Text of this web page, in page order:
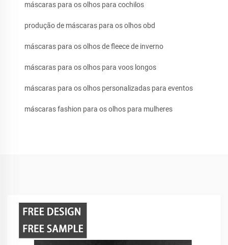
máscaras para os olhos para cochilos
produção de máscaras para os olhos obd
máscaras para os olhos de fleece de inverno
máscaras para os olhos para voos longos
máscaras para os olhos personalizadas para eventos
máscaras fashion para os olhos para mulheres